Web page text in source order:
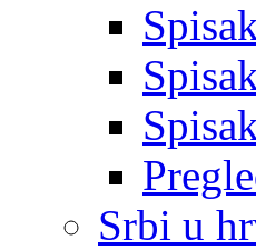
Srbi u